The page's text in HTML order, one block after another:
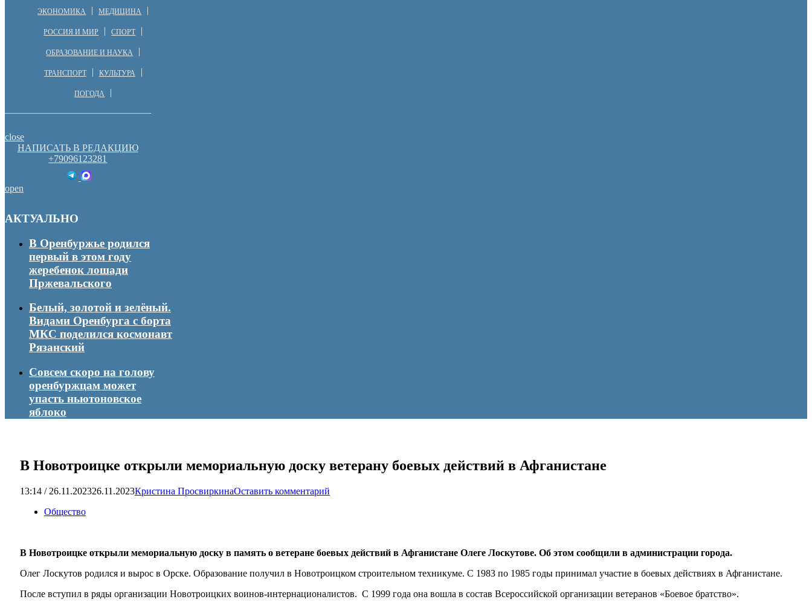
ЭКОНОМИКА МЕДИЦИНА
РОССИЯ И МИР СПОРТ
ОБРАЗОВАНИЕ И НАУКА
ТРАНСПОРТ КУЛЬТУРА
ПОГОДА
close
НАПИСАТЬ В РЕДАКЦИЮ
+79096123281
open
АКТУАЛЬНО
В Оренбуржье родился
первый в этом году
жеребенок лошади
Пржевальского
Белый, золотой и зелёный.
Видами Оренбурга с борта
МКС поделился космонавт
Рязанский
Совсем скоро на голову
оренбуржцам может
упасть ньютоновское
яблоко
В Новотроицке открыли мемориальную доску ветерану боевых действий в Афганистане
13:14 / 26.11.202326.11.2023Кристина ПросвиркинаОставить комментарий
Общество
В Новотроицке открыли мемориальную доску в память о ветеране боевых действий в Афганистане Олеге Лоскутове. Об этом сообщили в администрации города.
Олег Лоскутов родился и вырос в Орске. Образование получил в Новотроицком строительном техникуме. С 1983 по 1985 годы принимал участие в боевых действиях в Афганистане.
После вступил в ряды организации Новотроицких воинов-интернационалистов. С 1999 года она вошла в состав Всероссийской организации ветеранов «Боевое братство».